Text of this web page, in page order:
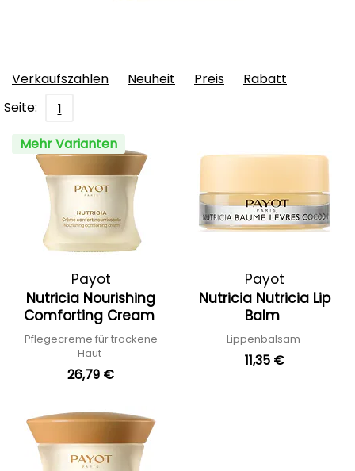
Verkaufszahlen Neuheit Preis
Rabatt
Seite:
1
Mehr Varianten
Payot
Nutricia Nourishing
Comforting Cream
Pflegecreme für trockene
Haut
26,79 €
Payot
Nutricia Nutricia Lip
Balm
Lippenbalsam
11,35 €